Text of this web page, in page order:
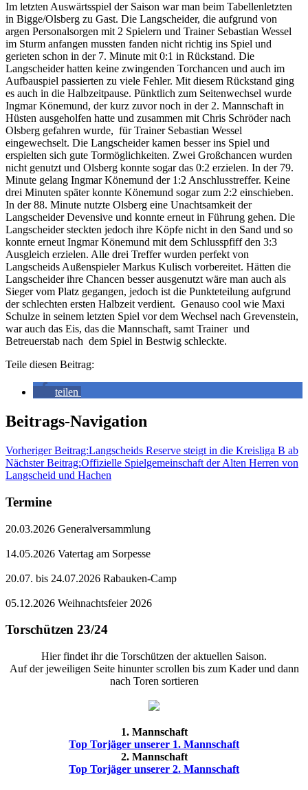
Im letzten Auswärtsspiel der Saison war man beim Tabellenletzten
in Bigge/Olsberg zu Gast. Die Langscheider, die aufgrund von
argen Personalsorgen mit 2 Spielern und Trainer Sebastian Wessel
im Sturm anfangen mussten fanden nicht richtig ins Spiel und
gerieten schon in der 7. Minute mit 0:1 in Rückstand. Die
Langscheider hatten keine zwingenden Torchancen und auch im
Aufbauspiel passierten zu viele Fehler. Mit diesem Rückstand ging
es auch in die Halbzeitpause. Pünktlich zum Seitenwechsel wurde
Ingmar Könemund, der kurz zuvor noch in der 2. Mannschaft in
Hüsten ausgeholfen hatte und zusammen mit Chris Schröder nach
Olsberg gefahren wurde, für Trainer Sebastian Wessel
eingewechselt. Die Langscheider kamen besser ins Spiel und
erspielten sich gute Tormöglichkeiten. Zwei Großchancen wurden
nicht genutzt und Olsberg konnte sogar das 0:2 erzielen. In der 79.
Minute gelang Ingmar Könemund der 1:2 Anschlusstreffer. Keine
drei Minuten später konnte Könemund sogar zum 2:2 einschieben.
In der 88. Minute nutzte Olsberg eine Unachtsamkeit der
Langscheider Devensive und konnte erneut in Führung gehen. Die
Langscheider steckten jedoch ihre Köpfe nicht in den Sand und so
konnte erneut Ingmar Könemund mit dem Schlusspfiff den 3:3
Ausgleich erzielen. Alle drei Treffer wurden perfekt von
Langscheids Außenspieler Markus Kulisch vorbereitet. Hätten die
Langscheider ihre Chancen besser ausgenutzt wäre man auch als
Sieger vom Platz gegangen, jedoch ist die Punkteteilung aufgrund
der schlechten ersten Halbzeit verdient. Genauso cool wie Maxi
Schulze in seinem letzten Spiel vor dem Wechsel nach Grevenstein,
war auch das Eis, das die Mannschaft, samt Trainer und
Betreuerstab nach dem Spiel in Bestwig schleckte.
Teile diesen Beitrag:
teilen
Beitrags-Navigation
Vorheriger Beitrag:Langscheids Reserve steigt in die Kreisliga B ab
Nächster Beitrag:Offizielle Spielgemeinschaft der Alten Herren von
Langscheid und Hachen
Termine
20.03.2026 Generalversammlung
14.05.2026 Vatertag am Sorpesse
20.07. bis 24.07.2026 Rabauken-Camp
05.12.2026 Weihnachtsfeier 2026
Torschützen 23/24
Hier findet ihr die Torschützen der aktuellen Saison.
Auf der jeweiligen Seite hinunter scrollen bis zum Kader und dann
nach Toren sortieren
1. Mannschaft
Top Torjäger unserer 1. Mannschaft
2. Mannschaft
Top Torjäger unserer 2. Mannschaft